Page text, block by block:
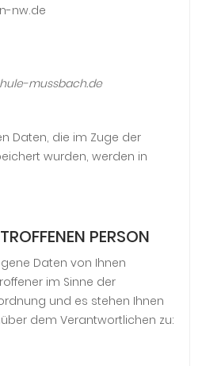
nw.de
mussbach.de
Daten, die im Zuge der
wurden, werden in
PERSON
Daten von Ihnen
im Sinne der
und es stehen Ihnen
dem Verantwortlichen zu: